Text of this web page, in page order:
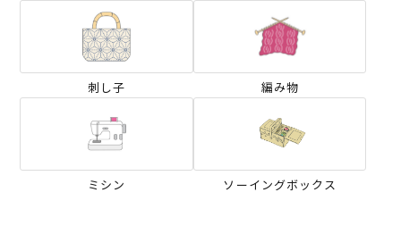
刺し子 編み物
ミシン ソーイングボックス